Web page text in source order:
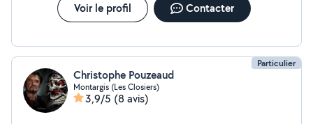
Voir le profil Contacter
Particulier
Christophe Pouzeaud
Montargis (Les Closiers)
3,9/5 (8 avis)